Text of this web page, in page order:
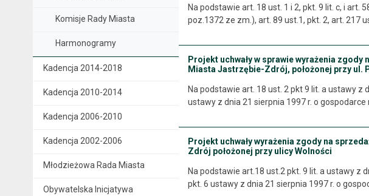
Komisje Rady Miasta
Harmonogramy
Kadencja 2014-2018
Kadencja 2010-2014
Kadencja 2006-2010
Kadencja 2002-2006
Młodzieżowa Rada Miasta
Obywatelska Inicjatywa
Na podstawie art. 18 ust. 1 i 2, pkt. 9 lit. c, i
poz.1372 ze zm.), art. 89 ust.1, pkt. 2, art. 217
Projekt uchwały w sprawie wyrażenia
Miasta Jastrzębie-Zdrój, położonej przy ul.
Na podstawie art. 18 ust. 2 pkt 9 lit. a ustawy z
ustawy z dnia 21 sierpnia 1997 r. o gospodarce
Projekt uchwały wyrażenia zgody na
Zdrój położonej przy ulicy Wolności
Na podstawie art.18 ust.2 pkt. 9 lit. a ustawy z
pkt. 6 ustawy z dnia 21 sierpnia 1997 r. o